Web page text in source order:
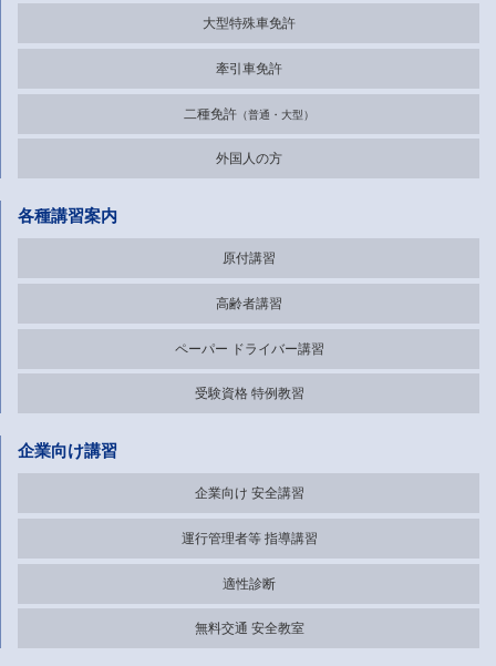
大型特殊車免許
牽引車免許
二種免許 普通・大型
外国人の方
各種講習案内
原付講習
高齢者講習
ペーパー ドライバー講習
受験資格特例教習
企業向け講習
企業向け 安全講習
運行管理者等指導講習
適性診断
無料交通 安全教室